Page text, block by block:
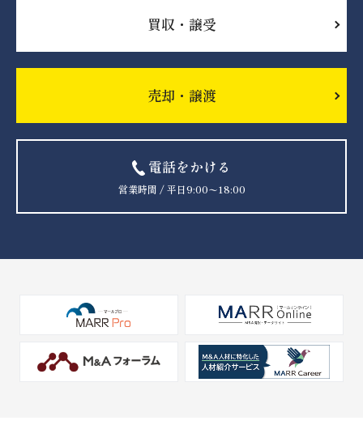
買収・譲受
売却・譲渡
電話をかける
営業時間 / 平日9:00〜18:00